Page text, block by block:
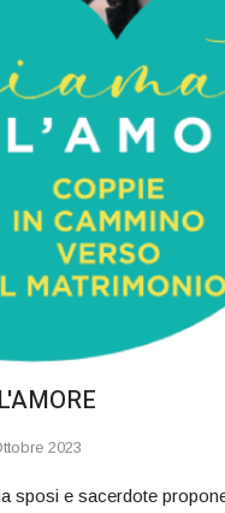
2023
sposi e sacerdote